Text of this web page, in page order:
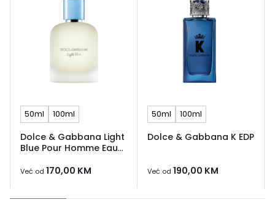
50ml 100ml
Dolce & Gabbana Light
Blue Pour Homme Eau
Već od 170,00 KM
50ml 100ml
Dolce & Gabbana K EDP
Već od 190,00 KM